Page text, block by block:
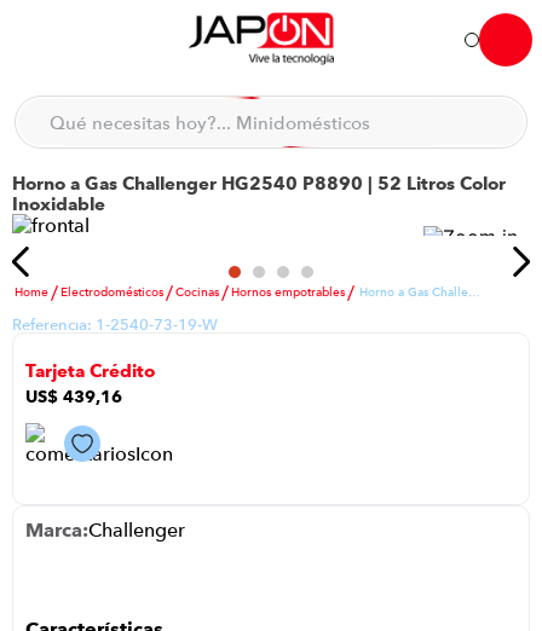
Hola... qué necesitas hoy?
Qué necesitas hoy?... Minidomésticos
Horno a Gas Challenger HG2540 P8890 | 52 Litros Color
Inoxidable
Electrodomésticos Cocinas Hornos empotrables Horno a Gas Challenger HG2540 P8890 | 52 Litros Color Inoxidable
Referencia: 1-2540-73-19-W
Tarjeta Crédito
US$ 439,16
Challenger
TÉRMINOS MÁS BUSCADOS
1.
5 . england sound parlantes
. laptop
congelador